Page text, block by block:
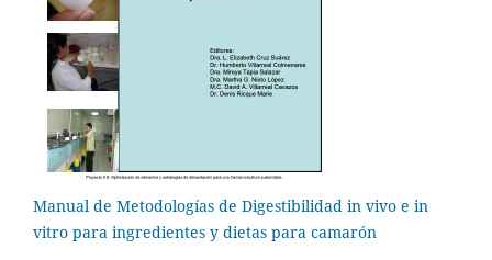
Manual de Metodologías de Digestibilidad in vivo e in
vitro para ingredientes y dietas para camarón